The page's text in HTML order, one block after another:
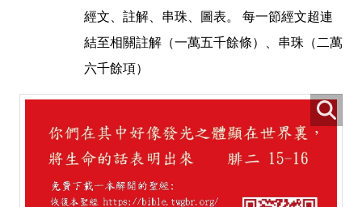
經文、註解、串珠、圖表。 每一節經文超連
結至相關註解（一萬五千餘條）、串珠（二萬
六千餘項）